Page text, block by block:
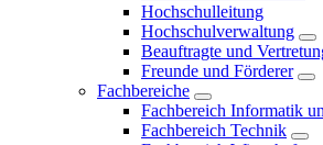
Hochschulleitung
Hochschulverwaltung
Beauftragte und
Freunde und Förderer
Fachbereiche
Fachbereich Informatik
Fachbereich Technik